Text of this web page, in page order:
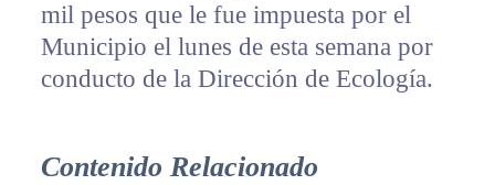
mil pesos que le fue impuesta por el
Municipio el lunes de esta semana por
conducto de la Dirección de Ecología.
Contenido Relacionado